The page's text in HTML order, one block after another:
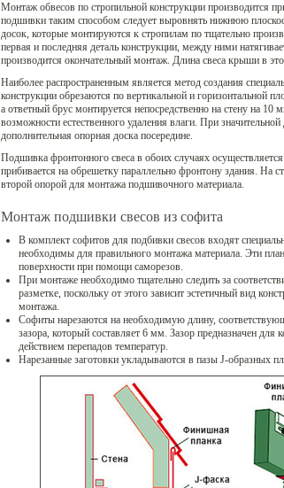
Монтаж обвесов по стропильной конструкции производится
подшивки таким способом следует выровнять нижнюю
досок, которые монтируются к стропилам по тщательно
первая и последняя деталь конструкции, между ними
производится окончательный монтаж. Длина свеса крыши в
Наиболее распространенным является метод создания
конструкции обрезаются по вертикальной и горизонтальной
а ответный брус монтируется непосредственно на стену на
возможности естественного удаления влаги. При
дополнительная опорная доска посередине.
Подшивка фронтонного свеса в обоих случаях
прибивается на обрешетку параллельно фронтону здания. На
второй опорой для монтажа подшивочного материала.
Монтаж подшивки свесов из софита
В комплект софитов для подбивки свесов входят
необходимы для правильного монтажа материала. Эти
поверхности при помощи саморезов.
При монтаже необходимо тщательно следить за
разметке, поскольку от этого зависит эстетичный вид
монтажа.
Софиты нарезаются на необходимую длину,
зазора, который составляет 6 мм. Зазор предназначен
действием перепадов температур.
Нарезанные заготовки укладываются в пазы J-образных